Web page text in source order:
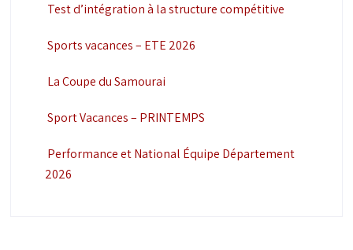
Test d’intégration à la structure compétitive
Sports vacances – ETE 2026
La Coupe du Samourai
Sport Vacances – PRINTEMPS
Performance et National Équipe Département
2026